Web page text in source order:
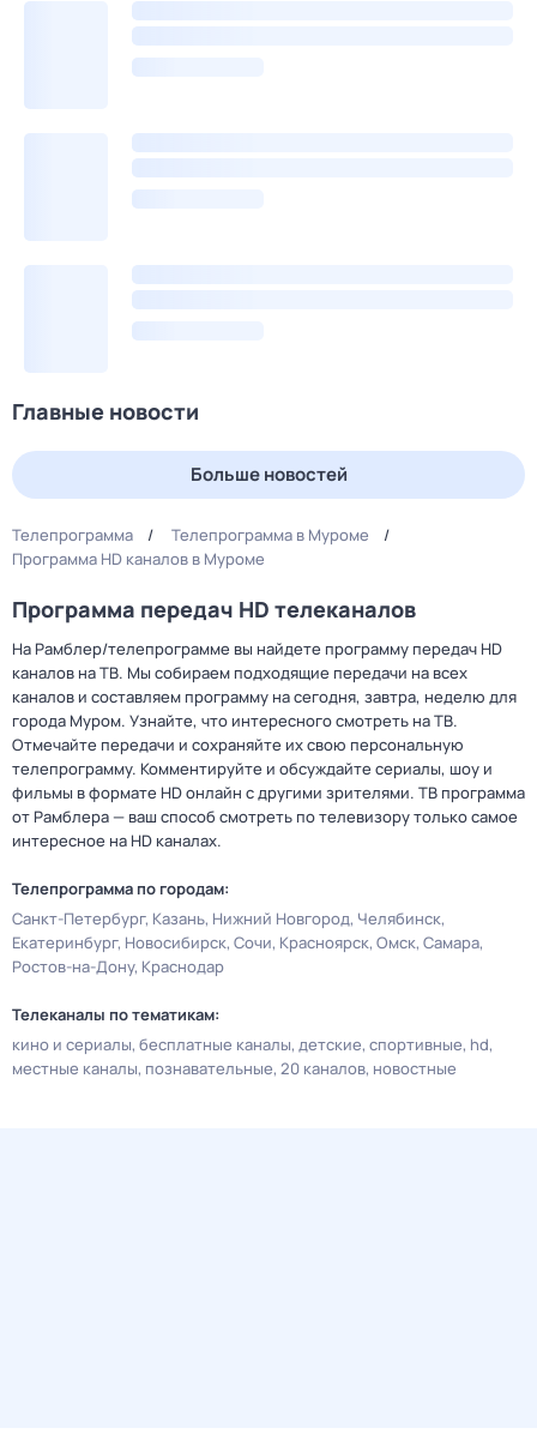
Главные новости
Больше новостей
Телепрограмма
Телепрограмма в Муроме
Программа HD каналов в Муроме
Программа передач HD телеканалов
На Рамблер/телепрограмме вы найдете программу передач HD
каналов на ТВ. Мы собираем подходящие передачи на всех
каналов и составляем программу на сегодня, завтра, неделю для
города Муром. Узнайте, что интересного смотреть на ТВ.
Отмечайте передачи и сохраняйте их свою персональную
телепрограмму. Комментируйте и обсуждайте сериалы, шоу и
фильмы в формате HD онлайн с другими зрителями. ТВ программа
от Рамблера — ваш способ смотреть по телевизору только самое
интересное на HD каналах.
Телепрограмма по городам:
Санкт-Петербург Казань Нижний Новгород Челябинск
Екатеринбург Новосибирск Сочи Красноярск Омск Самара
Ростов-на-Дону Краснодар
Телеканалы по тематикам:
кино и сериалы бесплатные каналы детские спортивные hd
местные каналы познавательные 20 каналов новостные